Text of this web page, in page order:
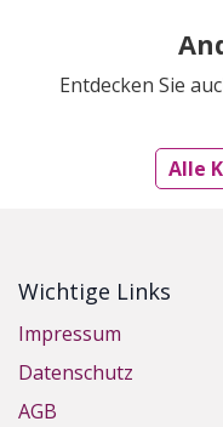
Entdecken Sie
Alle
Wichtige Links
Impressum
Datenschutz
AGB